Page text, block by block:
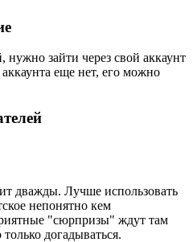
зайти через свой аккаунт
еще нет, его можно
дважды. Лучше использовать
непонятно кем
"сюрпризы" ждут там
догадываться.